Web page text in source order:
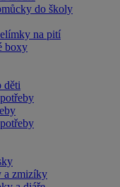
do školy
na pití
boxy
děti
a zmizíky